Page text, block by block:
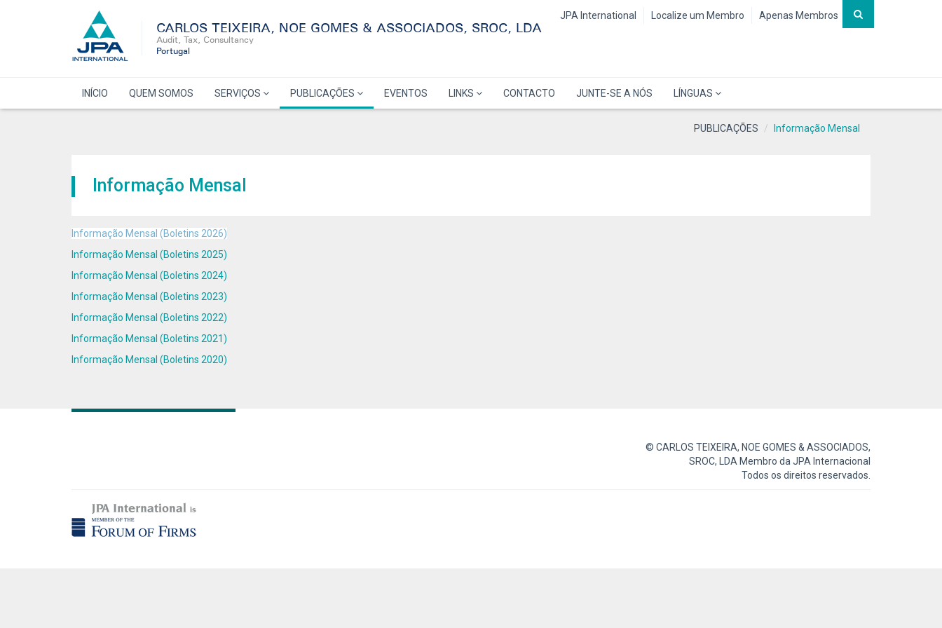
CARLOS TEIXEIRA, NOE GOMES & ASSOCIADOS, SROC, LDA
Audit, Tax, Consultancy
Portugal
JPA International Localize um Membro Apenas Membros
INÍCIO QUEM SOMOS SERVIÇOS PUBLICAÇÕES EVENTOS LINKS CONTACTO JUNTE-SE A NÓS LÍNGUAS
PUBLICAÇÕES Informação Mensal
Informação Mensal
Informação Mensal (Boletins 2026)
Informação Mensal (Boletins 2025)
Informação Mensal (Boletins 2024)
Informação Mensal (Boletins 2023)
Informação Mensal (Boletins 2022)
Informação Mensal (Boletins 2021)
Informação Mensal (Boletins 2020)
© CARLOS TEIXEIRA, NOE GOMES & ASSOCIADOS,
SROC, LDA Membro da JPA Internacional
Todos os direitos reservados.